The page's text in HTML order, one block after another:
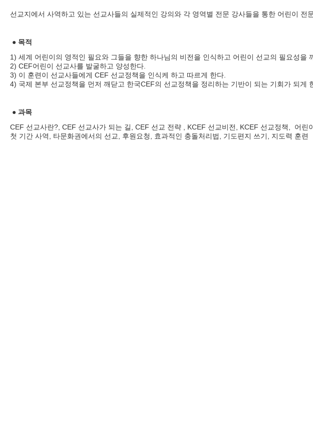
선교지에서 사역하고 있는 선교사들의 실제적인 강의와 각 영역별 전문 강사들을 통한 어린이
● 목적
1) 세계 어린이의 영적인 필요와 그들을 향한 하나님의 비전을 인식하고 어린이 선교의 필요성을
2) CEF어린이 선교사를 발굴하고 양성한다.
3) 이 훈련이 선교사들에게 CEF 선교정책을 인식케 하고 따르게 한다.
4) 국제 본부 선교정책을 먼저 깨닫고 한국CEF의 선교정책을 정리하는 기반이 되는 기회가 되게
● 과목
CEF 선교사란?, CEF 선교사가 되는 길, CEF 선교 전략 , KCEF 선교비전, KCEF 선교정책, 어린
첫 기간 사역, 타문화권에서의 선교, 후원요청, 효과적인 충돌처리법, 기도편지 쓰기, 지도력 훈련